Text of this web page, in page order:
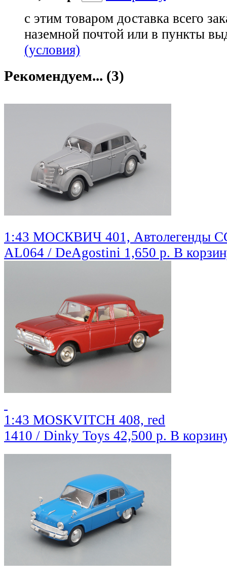
с этим товаром доставка всего
наземной почтой или в пункты
(условия)
Рекомендуем... (3)
1:43 МОСКВИЧ 401, Автолегенды
AL064 / DeAgostini 1,650 р. В
1:43 MOSKVITCH 408, red
1410 / Dinky Toys 42,500 р. В